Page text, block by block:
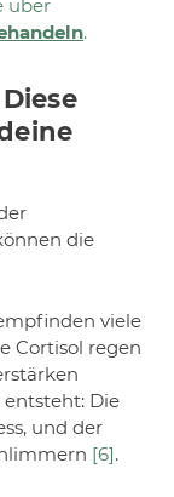
über
.
die
viele
Cortisol regen
entsteht: Die
und der
[6].